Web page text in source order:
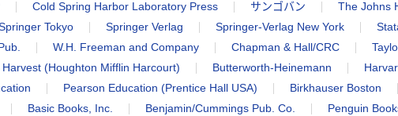
Cold Spring Harbor Laboratory Press サンゴバン The Johns
Tokyo Springer Verlag Springer-Verlag New York
W.H. Freeman and Company Chapman & Hall/CRC
Harvest (Houghton Mifflin Harcourt) Butterworth-Heinemann
Pearson Education (Prentice Hall USA) Birkhauser Boston
Basic Books, Inc. Benjamin/Cummings Pub. Co. Penguin